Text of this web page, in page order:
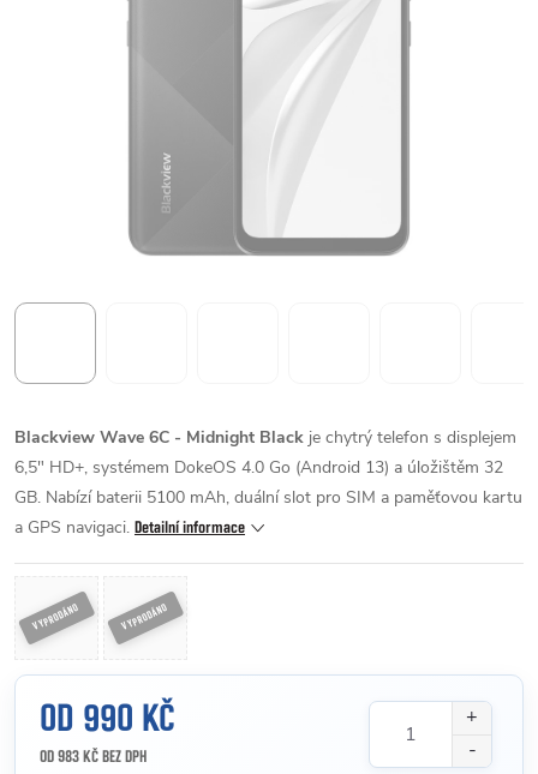
Blackview Wave 6C - Midnight Black je chytrý telefon s displejem
6,5" HD+, systémem DokeOS 4.0 Go (Android 13) a úložištěm 32
GB. Nabízí baterii 5100 mAh, duální slot pro SIM a paměťovou kartu
a GPS navigaci. Detailní informace
OD 990 KČ
OD 983 KČ BEZ DPH